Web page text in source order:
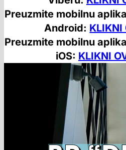
Preuzmite mobilnu
Android: KLIKNI
Preuzmite mobilnu
iOS: KLIKNI